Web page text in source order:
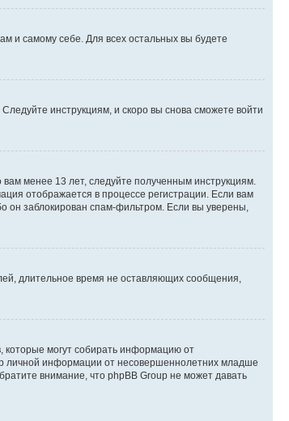
и самому себе. Для всех остальных вы будете
. Следуйте инструкциям, и скоро вы снова сможете войти
менее 13 лет, следуйте полученным инструкциям.
отображается в процессе регистрации. Если вам
заблокирован спам-фильтром. Если вы уверены,
длительное время не оставляющих сообщения,
которые могут собирать информацию от
личной информации от несовершеннолетних младше
внимание, что phpBB Group не может давать